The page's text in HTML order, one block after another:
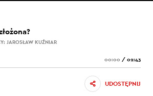
JAROSŁAW KUŹNIAR
00:00 / 02:43
UDOSTĘPNIJ